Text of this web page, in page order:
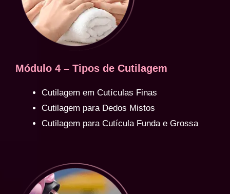
Módulo 4 – Tipos de Cutilagem
Cutilagem em Cutículas Finas
Cutilagem para Dedos Mistos
Cutilagem para Cutícula Funda e Grossa